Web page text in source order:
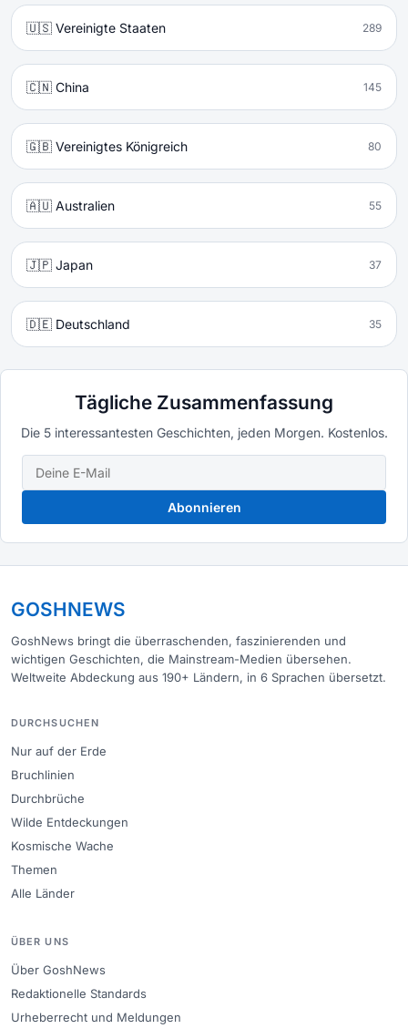
🇺🇸 Vereinigte Staaten 289
🇨🇳 China 145
🇬🇧 Vereinigtes Königreich 80
🇦🇺 Australien 55
🇯🇵 Japan 37
🇩🇪 Deutschland 35
Tägliche Zusammenfassung
Die 5 interessantesten Geschichten, jeden Morgen. Kostenlos.
Abonnieren
GOSHNEWS
GoshNews bringt die überraschenden, faszinierenden und
wichtigen Geschichten, die Mainstream-Medien übersehen.
Weltweite Abdeckung aus 190+ Ländern, in 6 Sprachen übersetzt.
DURCHSUCHEN
Nur auf der Erde
Bruchlinien
Durchbrüche
Wilde Entdeckungen
Kosmische Wache
Themen
Alle Länder
ÜBER UNS
Über GoshNews
Redaktionelle Standards
Urheberrecht und Meldungen